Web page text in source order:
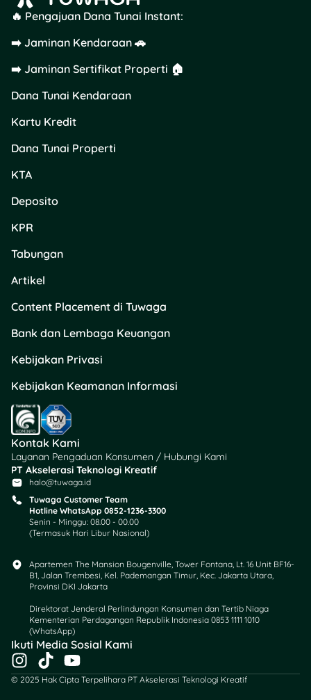
🔥 Pengajuan Dana Tunai Instant:
➡️ Jaminan Kendaraan 🚗
➡️ Jaminan Sertifikat Properti 🏠
Dana Tunai Kendaraan
Kartu Kredit
Dana Tunai Properti
KTA
Deposito
KPR
Tabungan
Artikel
Content Placement di Tuwaga
Bank dan Lembaga Keuangan
Kebijakan Privasi
Kebijakan Keamanan Informasi
Kontak Kami
Layanan Pengaduan Konsumen / Hubungi Kami
PT Akselerasi Teknologi Kreatif
halo@tuwaga.id
Tuwaga Customer Team
Hotline WhatsApp 0852-1236-3300
Senin - Minggu: 08.00 - 00.00
(Termasuk Hari Libur Nasional)
Apartemen The Mansion Bougenville, Tower Fontana, Lt. 16 Unit BF16-
B1, Jalan Trembesi, Kel. Pademangan Timur, Kec. Jakarta Utara,
Provinsi DKI Jakarta
Direktorat Jenderal Perlindungan Konsumen dan Tertib Niaga
Kementerian Perdagangan Republik Indonesia 0853 1111 1010
(WhatsApp)​
Ikuti Media Sosial Kami
I
n
T
i
Y
o
© 2025 Hak Cipta Terpelihara PT Akselerasi Teknologi Kreatif